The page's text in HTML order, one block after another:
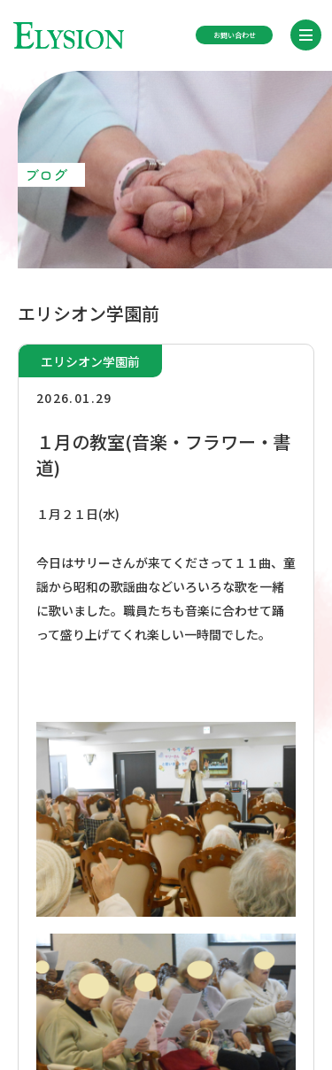
TOP
施設紹介
ブログ
会社概要
採用情報
お問い合わせ
ブログ
エリシオン学園前
エリシオン学園前
2026.01.29
１月の教室(音楽・フラワー・書
道)
１月２１日(水)
今日はサリーさんが来てくださって１１曲、童
謡から昭和の歌謡曲などいろいろな歌を一緒
に歌いました。職員たちも音楽に合わせて踊
って盛り上げてくれ楽しい一時間でした。